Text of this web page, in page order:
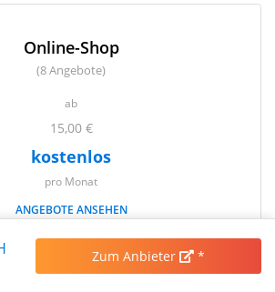
Online-Shop
(8 Angebote)
ab
15,00 €
kostenlos
pro Monat
ANGEBOTE ANSEHEN
Zum Anbieter *